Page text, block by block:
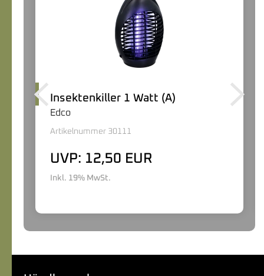
Insektenkiller 1 Watt (A)
Edco
Artikelnummer 30111
UVP: 12,50 EUR
Inkl. 19% MwSt.